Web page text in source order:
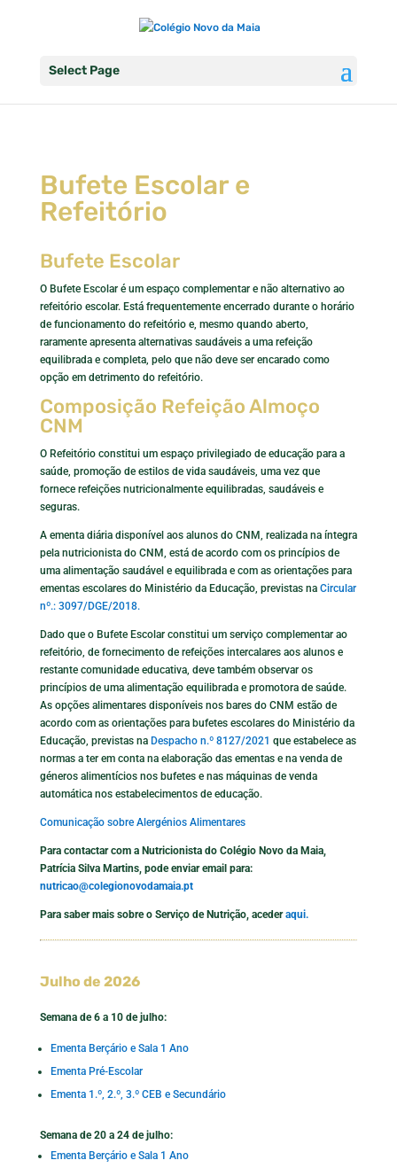
Select Page
Bufete Escolar e
Refeitório
Bufete Escolar
O Bufete Escolar é um espaço complementar e não alternativo ao
refeitório escolar. Está frequentemente encerrado durante o horário
de funcionamento do refeitório e, mesmo quando aberto,
raramente apresenta alternativas saudáveis a uma refeição
equilibrada e completa, pelo que não deve ser encarado como
opção em detrimento do refeitório.
Composição Refeição Almoço
CNM
O Refeitório constitui um espaço privilegiado de educação para a
saúde, promoção de estilos de vida saudáveis, uma vez que
fornece refeições nutricionalmente equilibradas, saudáveis e
seguras.
A ementa diária disponível aos alunos do CNM, realizada na íntegra
pela nutricionista do CNM, está de acordo com os princípios de
uma alimentação saudável e equilibrada e com as orientações para
ementas escolares do Ministério da Educação, previstas na Circular
nº.: 3097/DGE/2018.
Dado que o Bufete Escolar constitui um serviço complementar ao
refeitório, de fornecimento de refeições intercalares aos alunos e
restante comunidade educativa, deve também observar os
princípios de uma alimentação equilibrada e promotora de saúde.
As opções alimentares disponíveis nos bares do CNM estão de
acordo com as orientações para bufetes escolares do Ministério da
Educação, previstas na Despacho n.º 8127/2021 que estabelece as
normas a ter em conta na elaboração das ementas e na venda de
géneros alimentícios nos bufetes e nas máquinas de venda
automática nos estabelecimentos de educação.
Comunicação sobre Alergénios Alimentares
Para contactar com a Nutricionista do Colégio Novo da Maia,
Patrícia Silva Martins, pode enviar email para:
nutricao@colegionovodamaia.pt
Para saber mais sobre o Serviço de Nutrição, acederaqui.
Julho de 2026
Semana de 6 a 10 de julho:
Ementa Berçário e Sala 1 Ano
Ementa Pré-Escolar
Ementa 1.º, 2.º, 3.º CEB e Secundário
Semana de 20 a 24 de julho:
Ementa Berçário e Sala 1 Ano